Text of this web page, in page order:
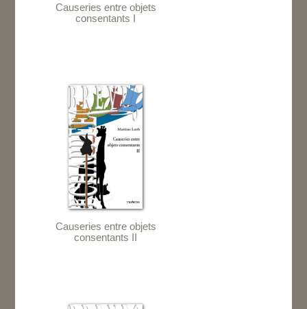
Causeries entre objets
consentants I
Causeries entre objets
consentants II